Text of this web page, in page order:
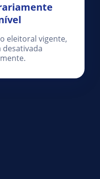
eleitoral vigente,
desativada